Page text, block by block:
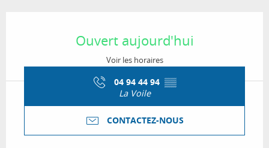
Ouvert aujourd'hui
Voir les horaires
04 94 44 94 ▒▒
La Voile
CONTACTEZ-NOUS